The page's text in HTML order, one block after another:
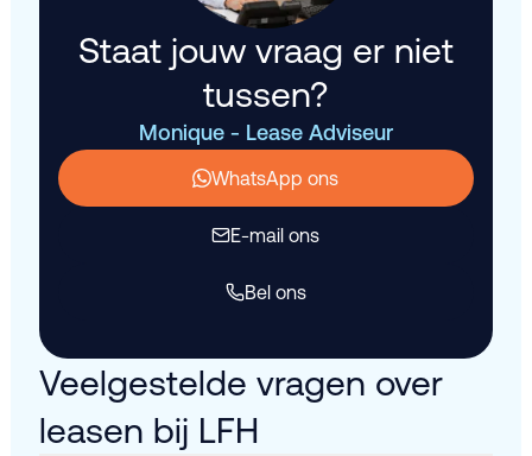
Staat jouw vraag er niet
tussen?
Monique - Lease Adviseur
WhatsApp ons
E-mail ons
Bel ons
Veelgestelde vragen over
leasen bij LFH